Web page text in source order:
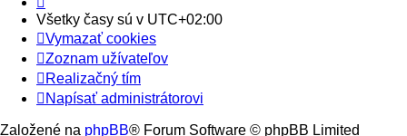
Všetky časy sú v UTC+02:00
Vymazať cookies
Zoznam užívateľov
Realizačný tím
Napísať administrátorovi
Založené na phpBB® Forum Software © phpBB Limited